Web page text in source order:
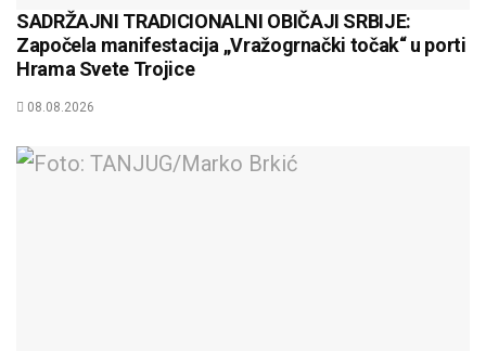
SADRŽAJNI TRADICIONALNI OBIČAJI SRBIJE:
Započela manifestacija „Vražogrnački točak“ u porti
Hrama Svete Trojice
08.08.2026